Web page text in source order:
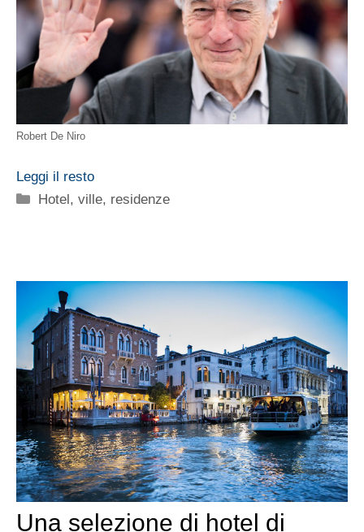
Robert De Niro
Leggi il resto
Categorie
Hotel, ville, residenze
Una selezione di hotel di